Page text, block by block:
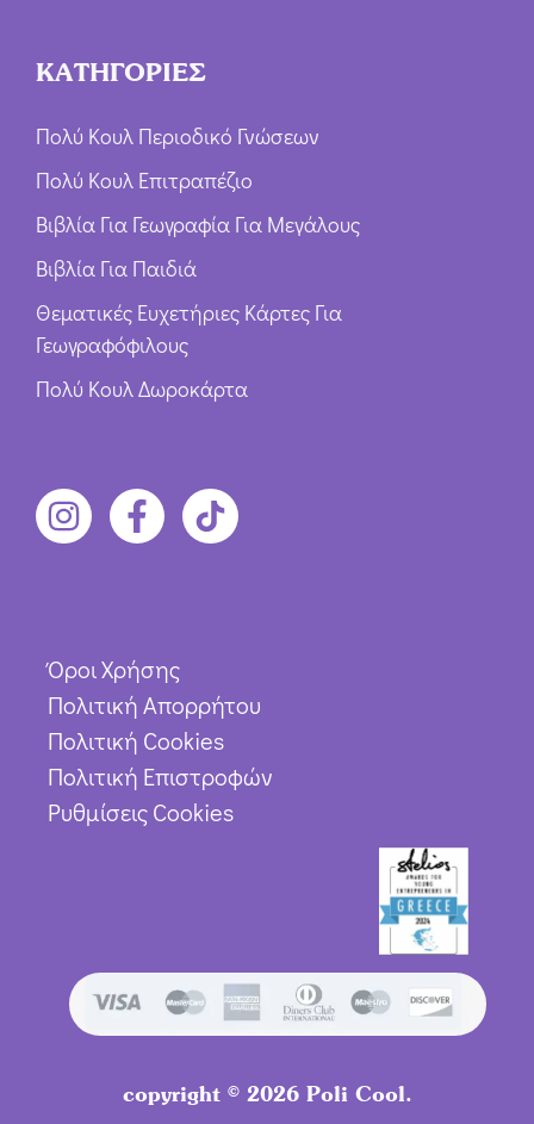
ΚΑΤΗΓΟΡΙΕΣ
Πολύ Κουλ Περιοδικό Γνώσεων
Πολύ Κουλ Επιτραπέζιο
Βιβλία Για Γεωγραφία Για Μεγάλους
Βιβλία Για Παιδιά
Θεματικές Ευχετήριες Κάρτες Για
Γεωγραφόφιλους
Πολύ Κουλ Δωροκάρτα
Όροι Χρήσης
Πολιτική Απορρήτου
Πολιτική Cookies
Πολιτική Επιστροφών
Ρυθμίσεις Cookies
copyright © 2026 Poli Cool.
€ Προσθήκη στο καλάθι